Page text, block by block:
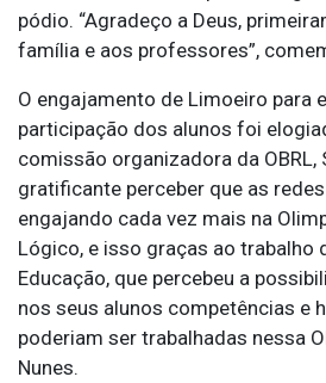
pódio. “Agradeço a Deus,
família e aos professores”,
O engajamento de Limoeiro para
participação dos alunos foi
comissão organizadora da OBRL,
gratificante perceber que as
engajando cada vez mais na
Lógico, e isso graças ao trabalho
Educação, que percebeu a
nos seus alunos competências e
poderiam ser trabalhadas nessa
Nunes.